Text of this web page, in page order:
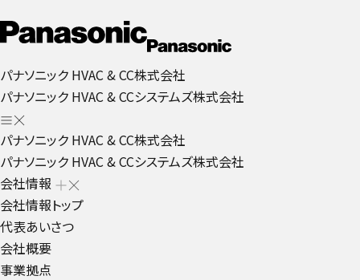
パナソニック HVAC & CC株式会社
パナソニック HVAC & CCシステムズ株式会社
パナソニック HVAC & CC株式会社
パナソニック HVAC & CCシステムズ株式会社
会社情報
会社情報トップ
代表あいさつ
会社概要
事業拠点